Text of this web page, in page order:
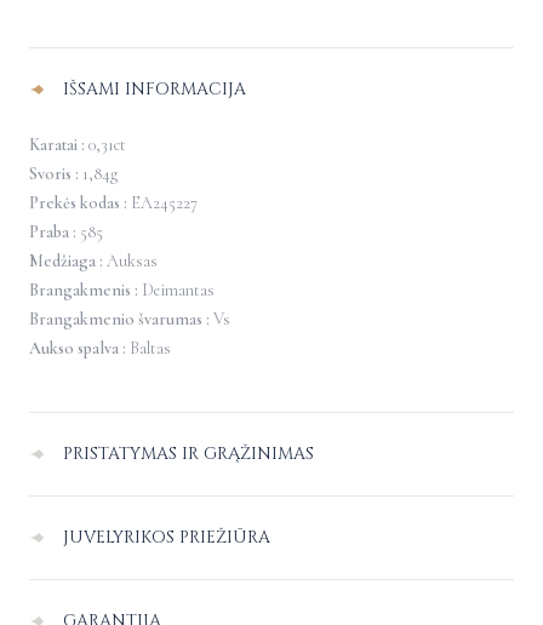
IŠSAMI INFORMACIJA
Karatai : 0,31ct
Svoris : 1,84g
Prekės kodas : EA245227
Praba : 585
Medžiaga : Auksas
Brangakmenis : Deimantas
Brangakmenio švarumas : Vs
Aukso spalva : Baltas
PRISTATYMAS IR GRĄŽINIMAS
JUVELYRIKOS PRIEŽIŪRA